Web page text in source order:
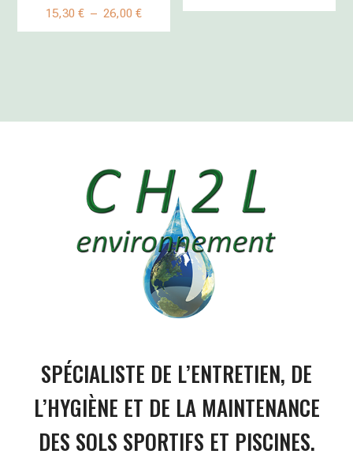
15,30€ – 26,00€Plage
de
SPÉCIALISTE DE L’ENTRETIEN, DE
L’HYGIÈNE ET DE LA MAINTENANCE
DES SOLS SPORTIFS ET PISCINES.